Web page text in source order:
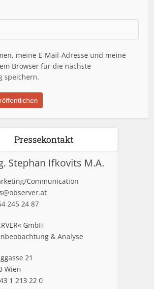
meine E-Mail-Adresse und meine
Browser für die nächste
speichern.
Pressekontakt
Stephan Ifkovits M.A.
Communication
245 24 87
GmbH
& Analyse
21
Wien
1 213 22 0